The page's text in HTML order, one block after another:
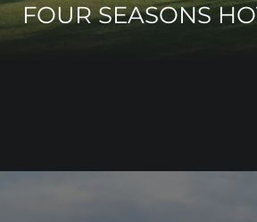
FOUR SEASONS